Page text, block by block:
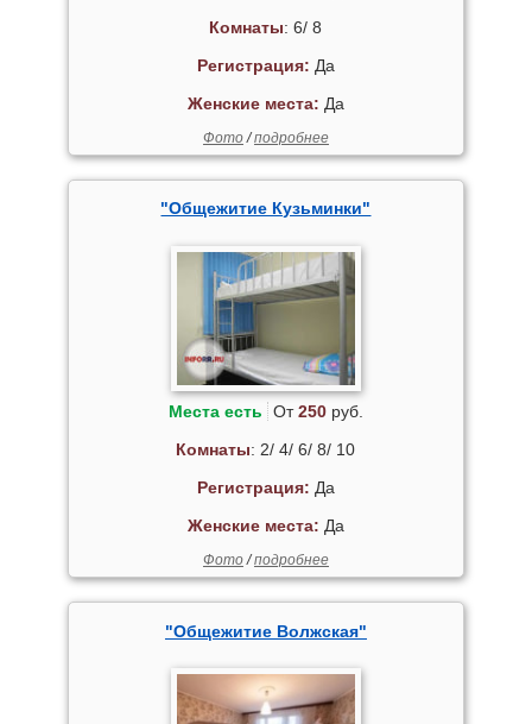
Комнаты: 6/ 8
Регистрация: Да
Женские места: Да
Фото/подробнее
"Общежитие Кузьминки"
Места есть От250руб.
Комнаты: 2/ 4/ 6/ 8/ 10
Регистрация: Да
Женские места: Да
Фото/подробнее
"Общежитие Волжская"